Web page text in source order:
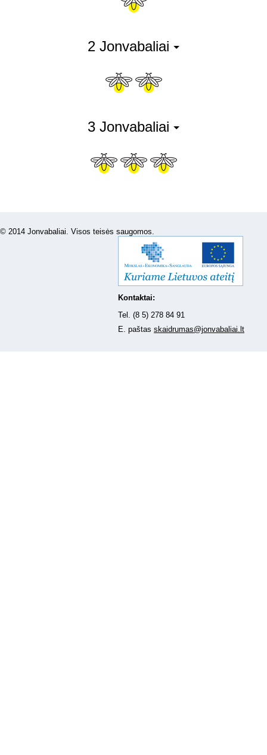
2 Jonvabaliai
3 Jonvabaliai
© 2014 Jonvabaliai. Visos teisės saugomos.
Kontaktai:
Tel. (8 5) 278 84 91
E. paštas skaidrumas@jonvabaliai.lt